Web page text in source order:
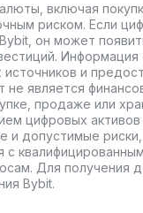
включая
риском. Если
он может
и
не является
продаже или
цифровых
и допустимые
с
Для получения
Bybit.